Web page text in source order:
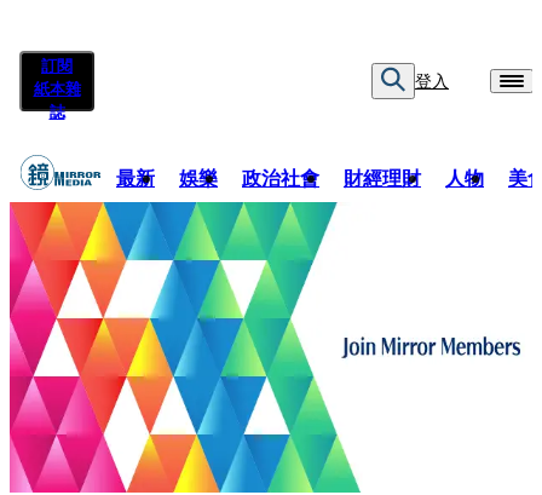
訂閱
紙本雜
誌
登入
最新 娛樂 政治社會 財經理財 人物 美